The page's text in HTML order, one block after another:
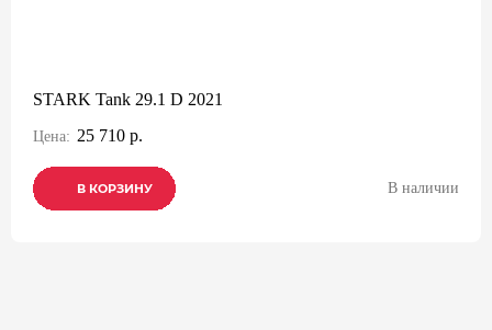
STARK Tank 29.1 D 2021
Цена: 25 710 р.
В КОРЗИНУ
В КОРЗИНУ
В КОРЗИНУ В наличии